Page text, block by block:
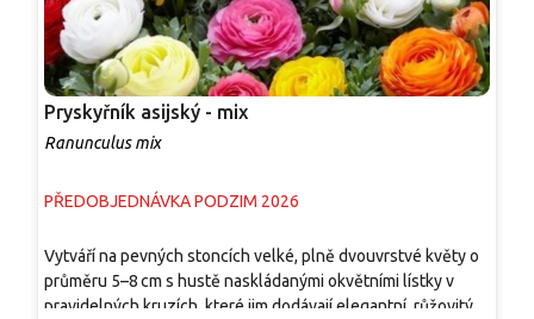
Pryskyřník asijský - mix
Ranunculus mix
PŘEDOBJEDNÁVKA PODZIM 2026
Vytváří na pevných stoncích velké, plně dvouvrstvé květy o
průměru 5–8 cm s hustě naskládanými okvětními lístky v
pravidelných kruzích, které jim dodávají elegantní, růžovitý